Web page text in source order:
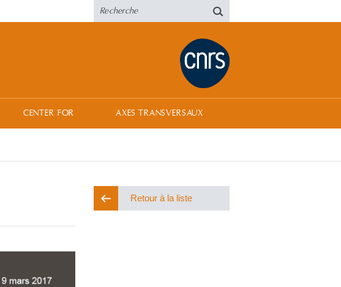
CENTER FOR AXES TRANSVERSAUX
Retour à la liste